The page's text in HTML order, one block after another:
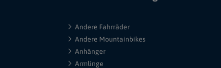
Andere Fahrräder
Andere Mountainbikes
Anhänger
Armlinge